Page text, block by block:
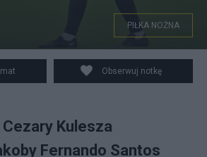
Dostawca: FOTON/PAP
PIŁKA NOŻNA
Obserwuj notkę
Kulesza
Fernando Santos